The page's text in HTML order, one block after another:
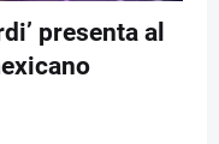
presenta al